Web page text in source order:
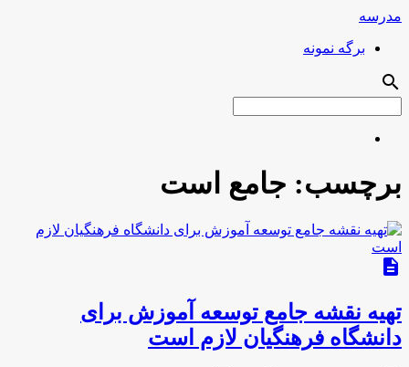
مدرسه
برگه نمونه
search
برچسب: جامع است
description
تهیه نقشه جامع توسعه آموزش برای
دانشگاه فرهنگیان لازم است